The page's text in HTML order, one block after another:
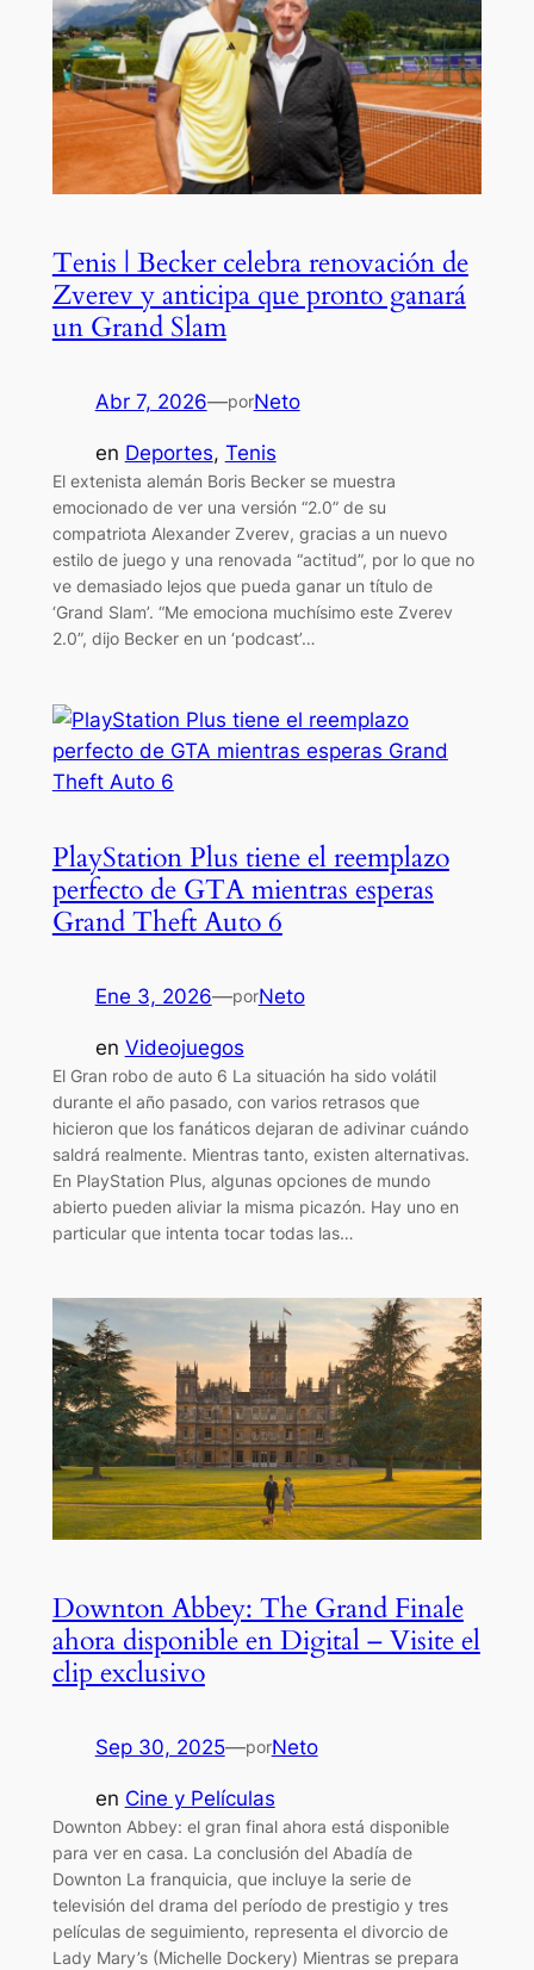
Tenis | Becker celebra renovación de
Zverev y anticipa que pronto ganará
un Grand Slam
Abr 7, 2026—porNeto
en Deportes, Tenis
El extenista alemán Boris Becker se muestra
emocionado de ver una versión “2.0” de su
compatriota Alexander Zverev, gracias a un nuevo
estilo de juego y una renovada “actitud”, por lo que no
ve demasiado lejos que pueda ganar un título de
‘Grand Slam’. “Me emociona muchísimo este Zverev
2.0”, dijo Becker en un ‘podcast’…
PlayStation Plus tiene el reemplazo
perfecto de GTA mientras esperas
Grand Theft Auto 6
Ene 3, 2026—porNeto
en Videojuegos
El Gran robo de auto 6 La situación ha sido volátil
durante el año pasado, con varios retrasos que
hicieron que los fanáticos dejaran de adivinar cuándo
saldrá realmente. Mientras tanto, existen alternativas.
En PlayStation Plus, algunas opciones de mundo
abierto pueden aliviar la misma picazón. Hay uno en
particular que intenta tocar todas las…
Downton Abbey: The Grand Finale
ahora disponible en Digital – Visite el
clip exclusivo
Sep 30, 2025—porNeto
en Cine y Películas
Downton Abbey: el gran final ahora está disponible
para ver en casa. La conclusión del Abadía de
Downton La franquicia, que incluye la serie de
televisión del drama del período de prestigio y tres
películas de seguimiento, representa el divorcio de
Lady Mary’s (Michelle Dockery) Mientras se prepara